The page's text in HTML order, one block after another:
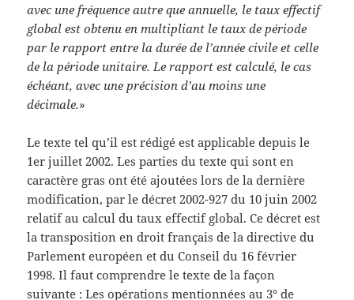
avec une fréquence autre que annuelle, le taux effectif
global est obtenu en multipliant le taux de période
par le rapport entre la durée de l’année civile et celle
de la période unitaire. Le rapport est calculé, le cas
échéant, avec une précision d’au moins une
décimale.»
Le texte tel qu’il est rédigé est applicable depuis le
1er juillet 2002. Les parties du texte qui sont en
caractère gras ont été ajoutées lors de la dernière
modification, par le décret 2002-927 du 10 juin 2002
relatif au calcul du taux effectif global. Ce décret est
la transposition en droit français de la directive du
Parlement européen et du Conseil du 16 février
1998. Il faut comprendre le texte de la façon
suivante : Les opérations mentionnées au 3° de